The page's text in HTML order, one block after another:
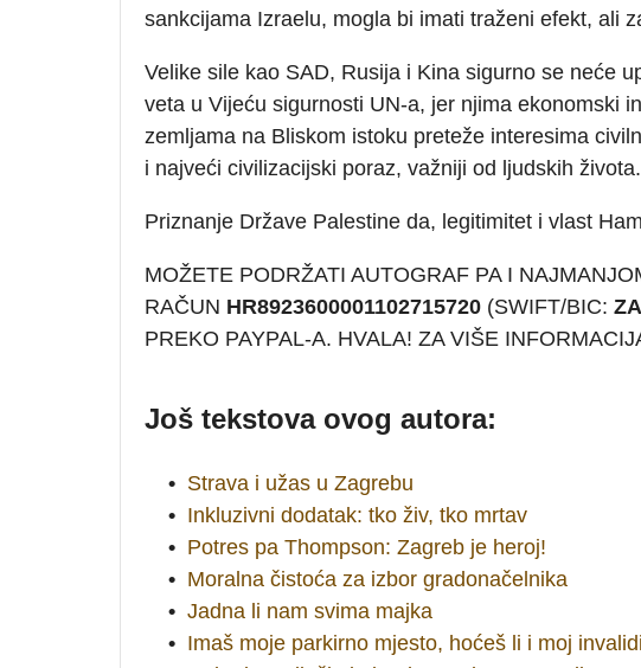
sankcijama Izraelu, mogla bi imati traženi efekt, ali
Velike sile kao SAD, Rusija i Kina sigurno se neće
veta u Vijeću sigurnosti UN-a, jer njima ekonomski
zemljama na Bliskom istoku preteže interesima
i najveći civilizacijski poraz, važniji od ljudskih života.
Priznanje Države Palestine da, legitimitet i vlast
MOŽETE PODRŽATI AUTOGRAF PA I
RAČUN HR8923600001102715720 (SWIFT/BIC:
PREKO PAYPAL-A. HVALA! ZA VIŠE
Još tekstova ovog autora:
• Strava i užas u Zagrebu
• Inkluzivni dodatak: tko živ, tko mrtav
• Potres pa Thompson: Zagreb je heroj!
• Moralna čistoća za izbor gradonačelnika
• Jadna li nam svima majka
• Imaš moje parkirno mjesto, hoćeš li i moj